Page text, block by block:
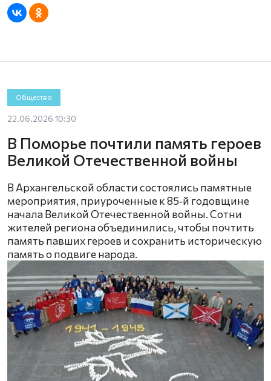
Общество
22.06.2026 10:30
В Поморье почтили память героев
Великой Отечественной войны
В Архангельской области состоялись памятные
мероприятия, приуроченные к 85‑й годовщине
начала Великой Отечественной войны. Сотни
жителей региона объединились, чтобы почтить
память павших героев и сохранить историческую
память о подвиге народа.